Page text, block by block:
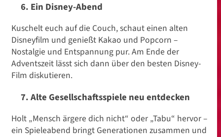
6. Ein Disney-Abend
Kuschelt euch auf die Couch, schaut einen alten
Disneyfilm und genießt Kakao und Popcorn –
Nostalgie und Entspannung pur. Am Ende der
Adventszeit lässt sich dann über den besten Disney-
Film diskutieren.
7. Alte Gesellschaftsspiele neu entdecken
Holt „Mensch ärgere dich nicht“ oder „Tabu“ hervor –
ein Spieleabend bringt Generationen zusammen und